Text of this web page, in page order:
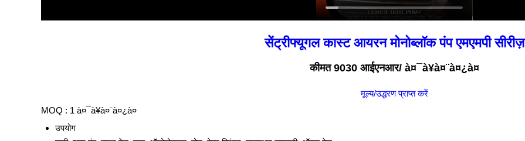
सेंट्रीफ्यूगल कास्ट आयरन मोनोब्लॉक पंप एमएमपी सीरीज़
कीमत 9030 आईएनआर/ à¤¯à¥à¤¨à¤¿à¤
मूल्य/उद्धरण प्राप्त करें
MOQ : 1 à¤¯à¥à¤¨à¤¿à¤
उपयोग